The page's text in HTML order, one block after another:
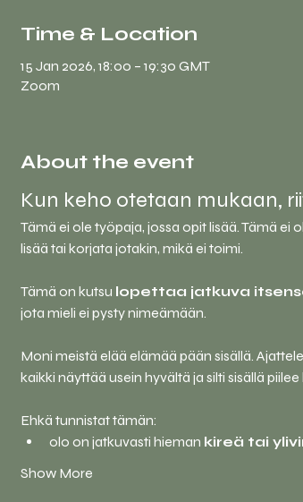
Time & Location
15 Jan 2026, 18:00 – 19:30 GMT
Zoom
About the event
Kun keho otetaan mukaan,
Tämä ei ole työpaja, jossa opit lisää. Tämä
lisää tai korjata jotakin, mikä ei toimi.
Tämä on kutsu lopettaa jatkuva
jota mieli ei pysty nimeämään.
Moni meistä elää elämää pään sisällä.
kaikki näyttää usein hyvältä ja silti sisällä
Ehkä tunnistat tämän:
olo on jatkuvasti hieman kireä tai
Show More